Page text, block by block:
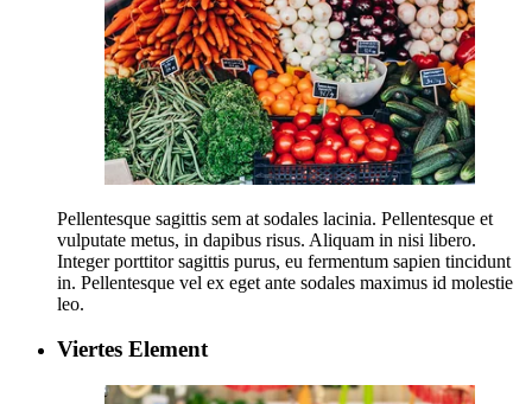
Pellentesque sagittis sem at sodales lacinia. Pellentesque et
vulputate metus, in dapibus risus. Aliquam in nisi libero.
Integer porttitor sagittis purus, eu fermentum sapien tincidunt
in. Pellentesque vel ex eget ante sodales maximus id molestie
leo.
Viertes Element